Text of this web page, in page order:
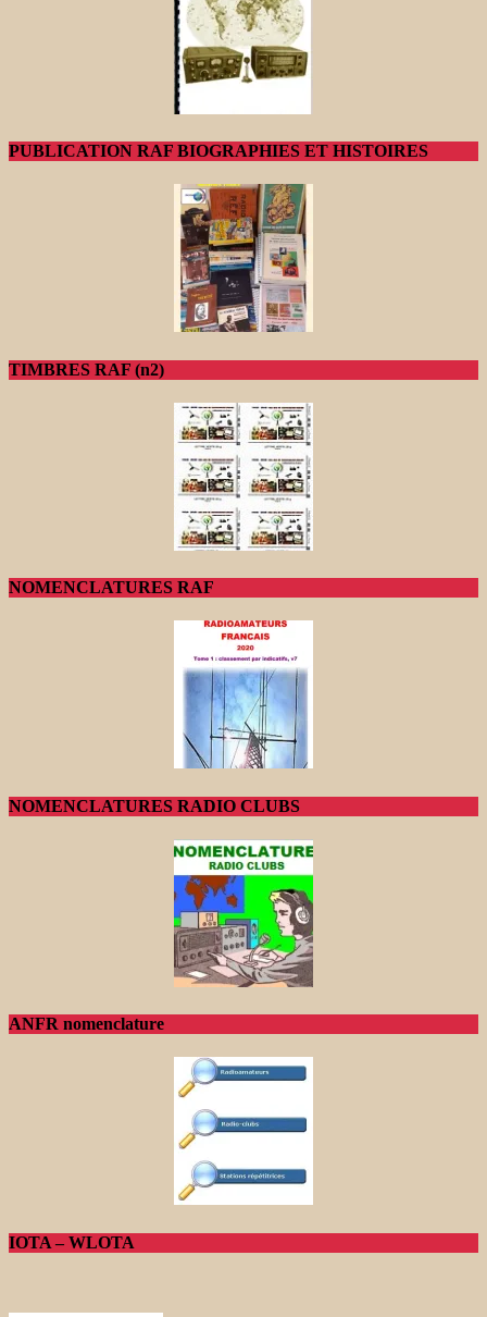
PUBLICATION RAF BIOGRAPHIES ET HISTOIRES
TIMBRES RAF (n2)
NOMENCLATURES RAF
NOMENCLATURES RADIO CLUBS
ANFR nomenclature
IOTA – WLOTA